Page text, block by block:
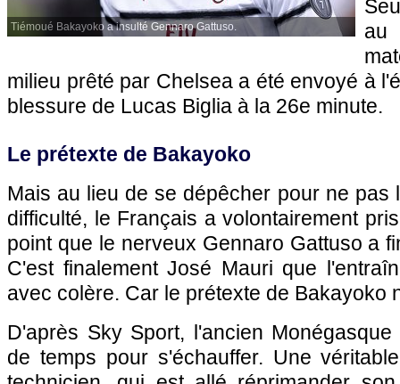
Tiémoué Bakayoko a insulté Gennaro Gattuso.
milieu prêté par Chelsea a été envoyé à
blessure de Lucas Biglia à la 26e minute.
Le prétexte de Bakayoko
Mais au lieu de se dépêcher pour ne pas
difficulté, le Français a volontairement
point que le nerveux Gennaro Gattuso a
C'est finalement José Mauri que
avec colère. Car le prétexte de Bakayoko
D'après Sky Sport, l'ancien
de temps pour s'échauffer. Une